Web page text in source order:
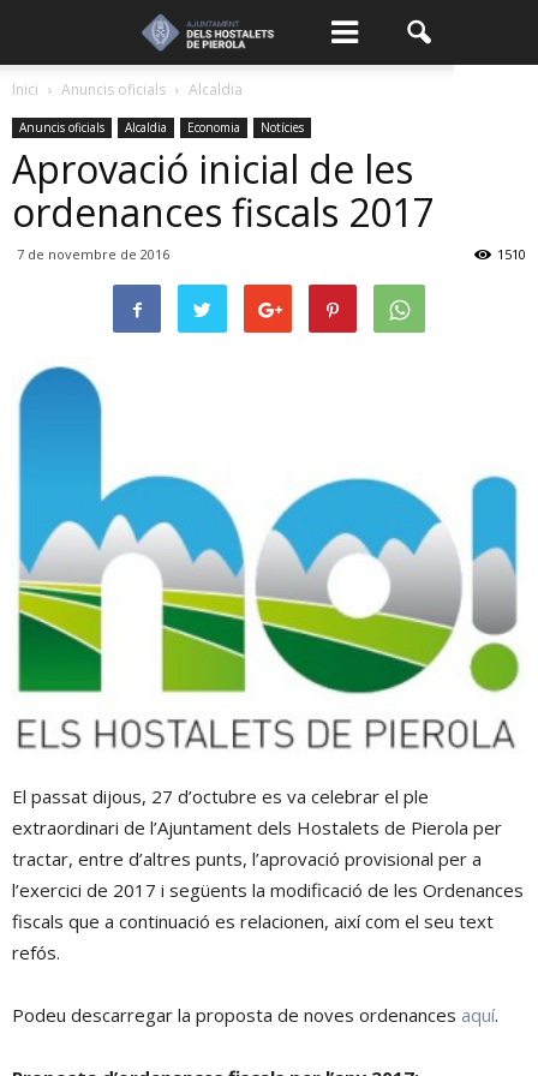
Inici Anuncis oficials Alcaldia
Anuncis oficials Alcaldia Economia Notícies
Aprovació inicial de les
ordenances fiscals 2017
7 de novembre de 2016 1510
El passat dijous, 27 d’octubre es va celebrar el ple
extraordinari de l’Ajuntament dels Hostalets de Pierola per
tractar, entre d’altres punts, l’aprovació provisional per a
l’exercici de 2017 i següents la modificació de les Ordenances
fiscals que a continuació es relacionen, així com el seu text
refós.
Podeu descarregar la proposta de noves ordenances aquí.